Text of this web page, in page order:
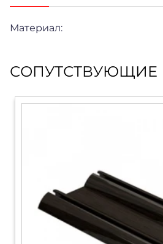
Материал:
СОПУТСТВУЮЩИЕ